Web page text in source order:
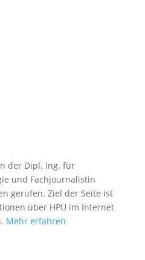
der Dipl. Ing. für
und Fachjournalistin
gerufen. Ziel der Seite ist
über HPU im Internet
Mehr erfahren